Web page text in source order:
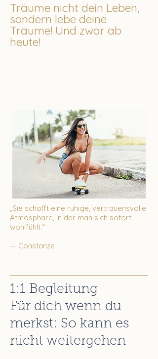
Träume nicht dein Leben,
sondern lebe deine
Träume! Und zwar ab
heute!
„Sie schafft eine ruhige, vertrauensvolle
Atmosphäre, in der man sich sofort
wohlfühlt.“
— Constanze
1:1 Begleitung
Für dich wenn du
merkst: So kann es
nicht weitergehen​